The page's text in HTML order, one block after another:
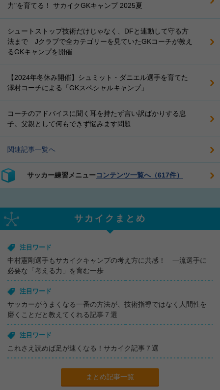
力"を育てる！ サカイクGKキャンプ 2025夏
シュートストップ技術だけじゃなく、DFと連動して守る方
法まで Jクラブで全カテゴリーを見ていたGKコーチが教え
るGKキャンプを開催
【2024年冬休み開催】シュミット・ダニエル選手を育てた
澤村コーチによる「GKスペシャルキャンプ」
コーチのアドバイスに聞く耳を持たず言い訳ばかりする息
子。父親として何もできず悩みます問題
関連記事一覧へ
サッカー練習メニューコンテンツ一覧へ（617件）
サカイクまとめ
注目ワード
中村憲剛選手もサカイクキャンプの考え方に共感！ 一流選手に
必要な「考える力」を育む一歩
注目ワード
サッカーがうまくなる一番の方法が、技術指導ではなく人間性を
磨くことだと教えてくれる記事７選
注目ワード
これさえ読めば足が速くなる！サカイク記事７選
まとめ記事一覧